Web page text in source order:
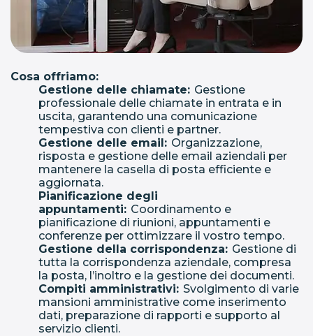
Cosa offriamo:
Gestione delle chiamate: Gestione
professionale delle chiamate in entrata e in
uscita, garantendo una comunicazione
tempestiva con clienti e partner.
Gestione delle email: Organizzazione,
risposta e gestione delle email aziendali per
mantenere la casella di posta efficiente e
aggiornata.
Pianificazione degli
appuntamenti: Coordinamento e
pianificazione di riunioni, appuntamenti e
conferenze per ottimizzare il vostro tempo.
Gestione della corrispondenza: Gestione di
tutta la corrispondenza aziendale, compresa
la posta, l’inoltro e la gestione dei documenti.
Compiti amministrativi: Svolgimento di varie
mansioni amministrative come inserimento
dati, preparazione di rapporti e supporto al
servizio clienti.